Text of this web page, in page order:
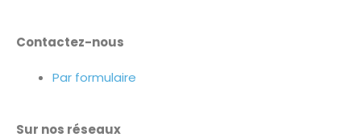
Contactez-nous
Par formulaire
Sur nos réseaux